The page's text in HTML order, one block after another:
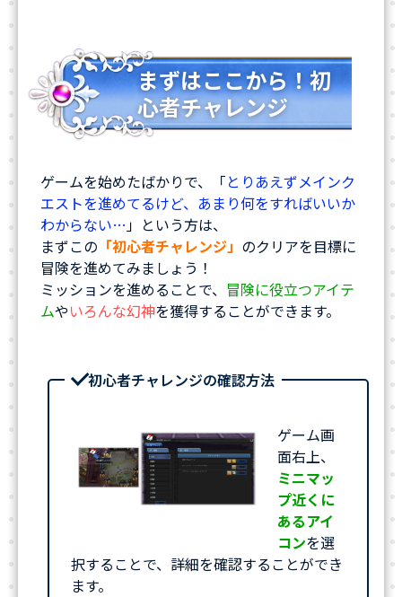
まずはここから！初
心者チャレンジ
ゲームを始めたばかりで、「とりあえずメインク
エストを進めてるけど、あまり何をすればいいか
わからない… 」という方は、
まずこの 「初心者チャレンジ」 のクリアを目標に
冒険を進めてみましょう！
ミッションを進めることで、 冒険に役立つアイテ
ムやいろんな幻神を獲得することができます。
初心者チャレンジの確認方法
ゲーム画
面右上、
ミニマッ
プ近くに
あるアイ
コンを選
択することで、詳細を確認することができ
ます。